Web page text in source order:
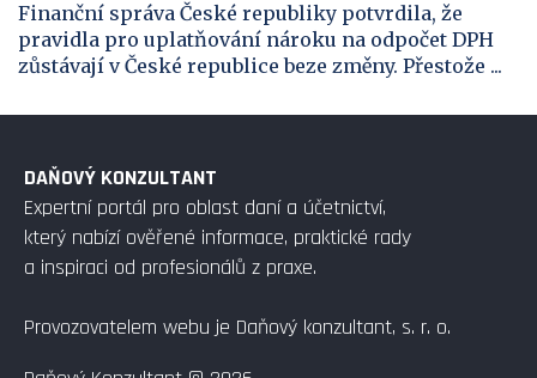
Finanční správa České republiky potvrdila, že
pravidla pro uplatňování nároku na odpočet DPH
zůstávají v České republice beze změny. Přestože ...
DAŇOVÝ KONZULTANT
Expertní portál pro oblast daní a účetnictví,
který nabízí ověřené informace, praktické rady
a inspiraci od profesionálů z praxe.
Provozovatelem webu je Daňový konzultant, s. r. o.